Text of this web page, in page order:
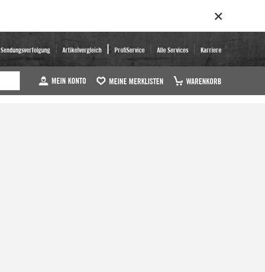
Sendungsverfolgung Artikelvergleich ProfiService Alle Services Karriere
MEIN KONTO MEINE MERKLISTEN WARENKORB